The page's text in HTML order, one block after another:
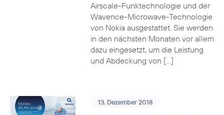
Airscale-Funktechnologie und der
Wavence-Microwave-Technologie
von Nokia ausgestattet. Sie werden
in den nächsten Monaten vor allem
dazu eingesetzt, um die Leistung
und Abdeckung von […]
13. Dezember 2018